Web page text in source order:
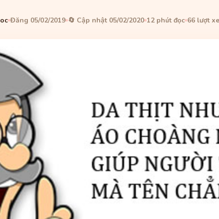
Đăng 05/02/2019 🔄 Cập nhật 05/02/2020 12 phút đọc 66 lượt